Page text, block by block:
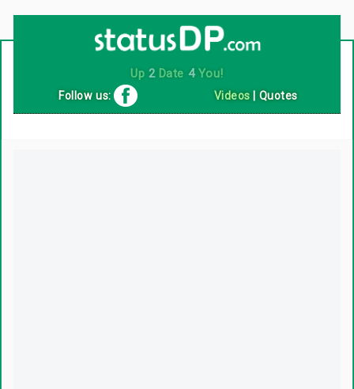
Up 2Date 4You!
Follow us: Videos Quotes